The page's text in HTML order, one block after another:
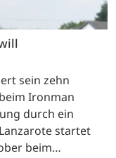
sein zehn
Ironman
durch ein
startet
beim…